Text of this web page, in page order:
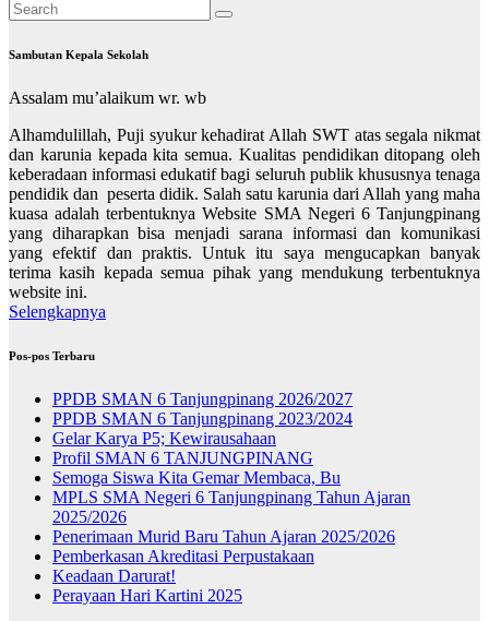
Sambutan Kepala Sekolah
Assalam mu’alaikum wr. wb
Alhamdulillah, Puji syukur kehadirat Allah SWT atas segala nikmat
dan karunia kepada kita semua. Kualitas pendidikan ditopang oleh
keberadaan informasi edukatif bagi seluruh publik khususnya tenaga
pendidik dan peserta didik. Salah satu karunia dari Allah yang maha
kuasa adalah terbentuknya Website SMA Negeri 6 Tanjungpinang
yang diharapkan bisa menjadi sarana informasi dan komunikasi
yang efektif dan praktis. Untuk itu saya mengucapkan banyak
terima kasih kepada semua pihak yang mendukung terbentuknya
website ini.
Selengkapnya
Pos-pos Terbaru
PPDB SMAN 6 Tanjungpinang 2026/2027
PPDB SMAN 6 Tanjungpinang 2023/2024
Gelar Karya P5; Kewirausahaan
Profil SMAN 6 TANJUNGPINANG
Semoga Siswa Kita Gemar Membaca, Bu
MPLS SMA Negeri 6 Tanjungpinang Tahun Ajaran
2025/2026
Penerimaan Murid Baru Tahun Ajaran 2025/2026
Pemberkasan Akreditasi Perpustakaan
Keadaan Darurat!
Perayaan Hari Kartini 2025